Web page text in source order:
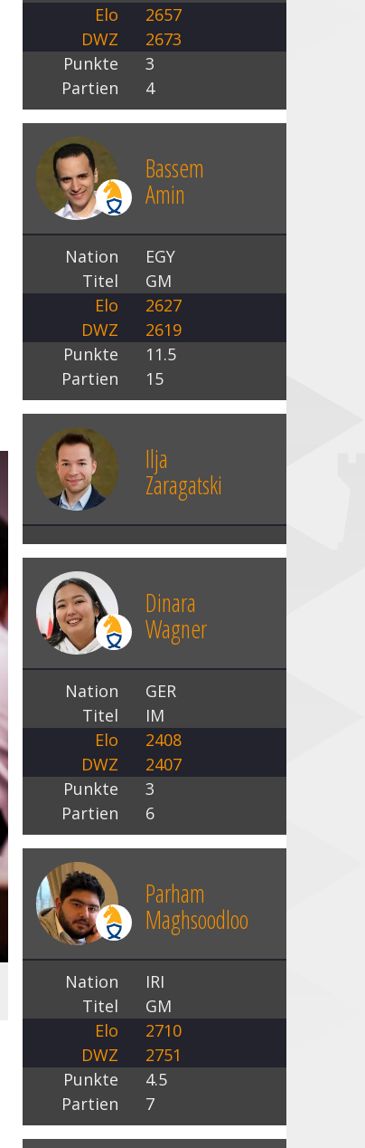
Elo
2657
DWZ
2673
Punkte
3
Partien
4
Bassem
Amin
Nation
EGY
Titel
GM
Elo
2627
DWZ
2619
Punkte
11.5
Partien
15
Ilja
Zaragatski
Dinara
Wagner
Nation
GER
Titel
IM
Elo
2408
DWZ
2407
Punkte
3
Partien
6
Parham
Maghsoodloo
Nation
IRI
Titel
GM
Elo
2710
DWZ
2751
Punkte
4.5
Partien
7